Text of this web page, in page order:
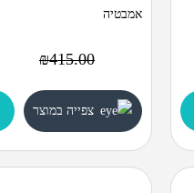
אמבטיה
₪415.00
צפייה במוצר